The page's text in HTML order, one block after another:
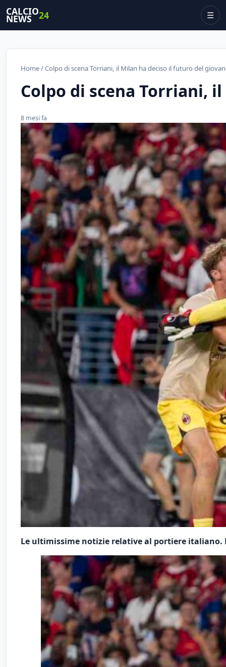
CALCIO
NEWS 24 ☰
Home/ Colpo di scena Torriani, il Milan ha deciso il futuro del
Colpo di scena Torriani,
8 mesi fa
Le ultimissime notizie relative al portiere italiano.